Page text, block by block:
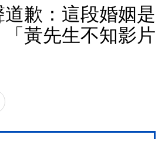
歉：這段婚姻是
黃先生不知影片